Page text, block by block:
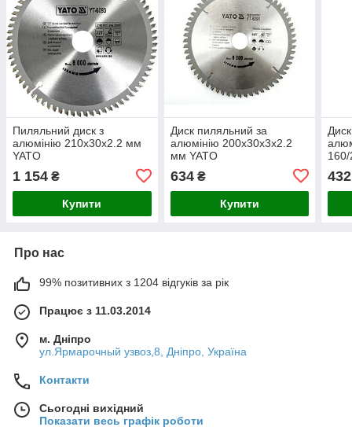
Пиляльний диск з
алюмінію 210х30х2.2 мм
YATO
1 154 ₴
Купити
Диск пиляльний за
алюмінію 200х30х3х2.2
мм YATO
634₴
Купити
432
Про нас
99% позитивних з 1204 відгуків за рік
Працює з 11.03.2014
м. Дніпро
ул.Ярмарочный узвоз,8, Дніпро, Україна
Контакти
Сьогодні вихідний
Показати весь графік роботи